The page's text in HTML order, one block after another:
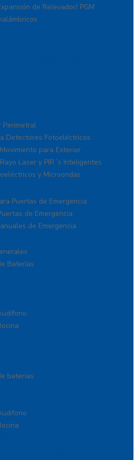
de Relevador/ PGM
Sobretensiones
Niebla
Perimetral
Detectores Fotoeléctricos
para Exterior
Laser y PIR´s Inteligentes
y Microondas
Puertas de Emergencia
de Emergencia
de Emergencia
Hytera (HYT)
Baterías
ICOM
baterías
Otras Marcas